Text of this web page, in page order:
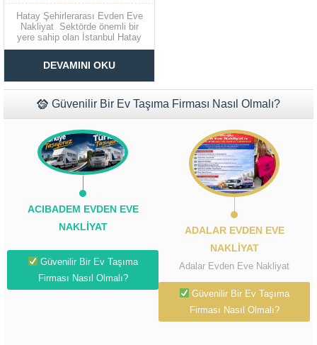
Hatay Şehirlerarası Evden Eve
Nakliyat Sektörde önemli bir
yere sahip olan İstanbul Hatay
şehirlerarası evden eve nakliyat
ülkenin dört bir yanına nakliye
hizmeti verir. Kaliteli ve güvenilir
hizmet almak içi en doğru adres
olan...
DEVAMINI OKU
Güvenilir Bir Ev Taşıma Firması Nasıl Olmalı?
ACIBADEM EVDEN EVE
NAKLIYAT
Güvenilir Bir Ev Taşıma
Firması Nasıl Olmalı?
ADALAR EVDEN EVE
NAKLIYAT
Adalar Evden Eve Nakliyat
Güvenilir Bir Ev Taşıma
Firması Nasıl Olmalı?